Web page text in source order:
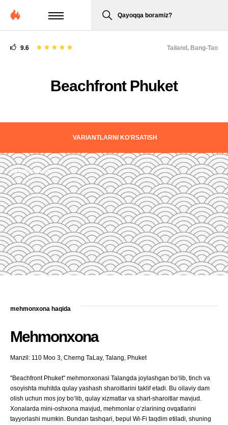
Qayoqqa boramiz?
9.6
Beachfront Phuket
Tailand, Bang-Tao
VARIANTLARNI KO'RSATISH
13 fotosuratlar
mehmonxona haqida
Mehmonxona
Manzil: 110 Moo 3, Cherng TaLay, Talang, Phuket
"Beachfront Phuket" mehmonxonasi Talangda joylashgan boʻlib, tinch va
osoyishta muhitda qulay yashash sharoitlarini taklif etadi. Bu oilaviy dam
olish uchun mos joy boʻlib, qulay xizmatlar va shart-sharoitlar mavjud.
Xonalarda mini-oshxona mavjud, mehmonlar oʻzlarining ovqatlarini
tayyorlashi mumkin. Bundan tashqari, bepul Wi-Fi taqdim etiladi, shuning